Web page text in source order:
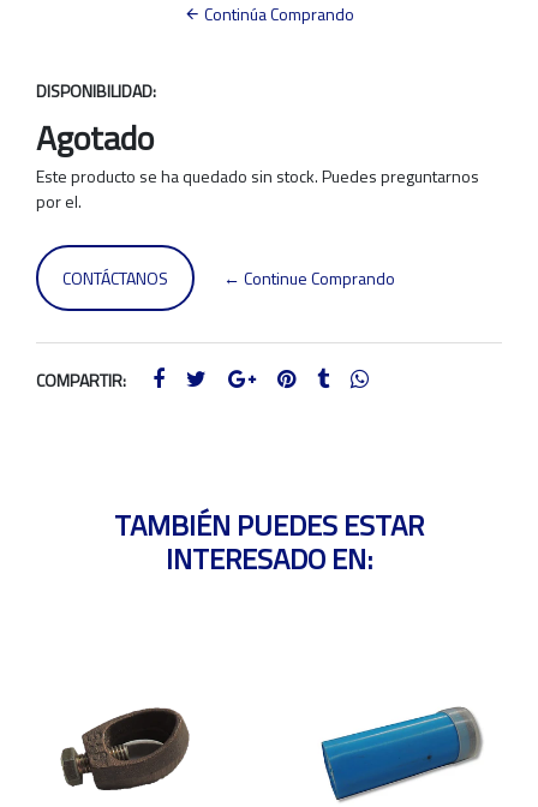
Continúa Comprando
DISPONIBILIDAD:
Agotado
Este producto se ha quedado sin stock. Puedes preguntarnos
por el.
CONTÁCTANOS ← Continue Comprando
COMPARTIR:
TAMBIÉN PUEDES ESTAR
INTERESADO EN: